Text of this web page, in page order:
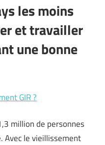
les moins
et travailler
une bonne
GIR ?
million de personnes
Avec le vieillissement